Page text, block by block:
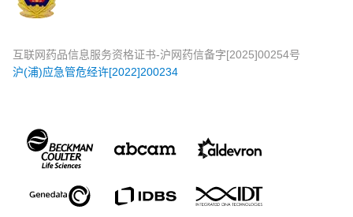
互联网药品信息服务资格证书-沪网药信备字[2025]00254号
沪(浦)应急管危经许[2022]200234